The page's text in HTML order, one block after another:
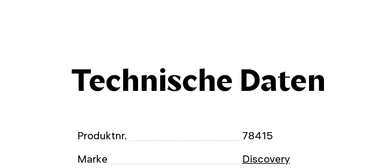
Technische Daten
Produktnr.
78415
Marke
Discovery